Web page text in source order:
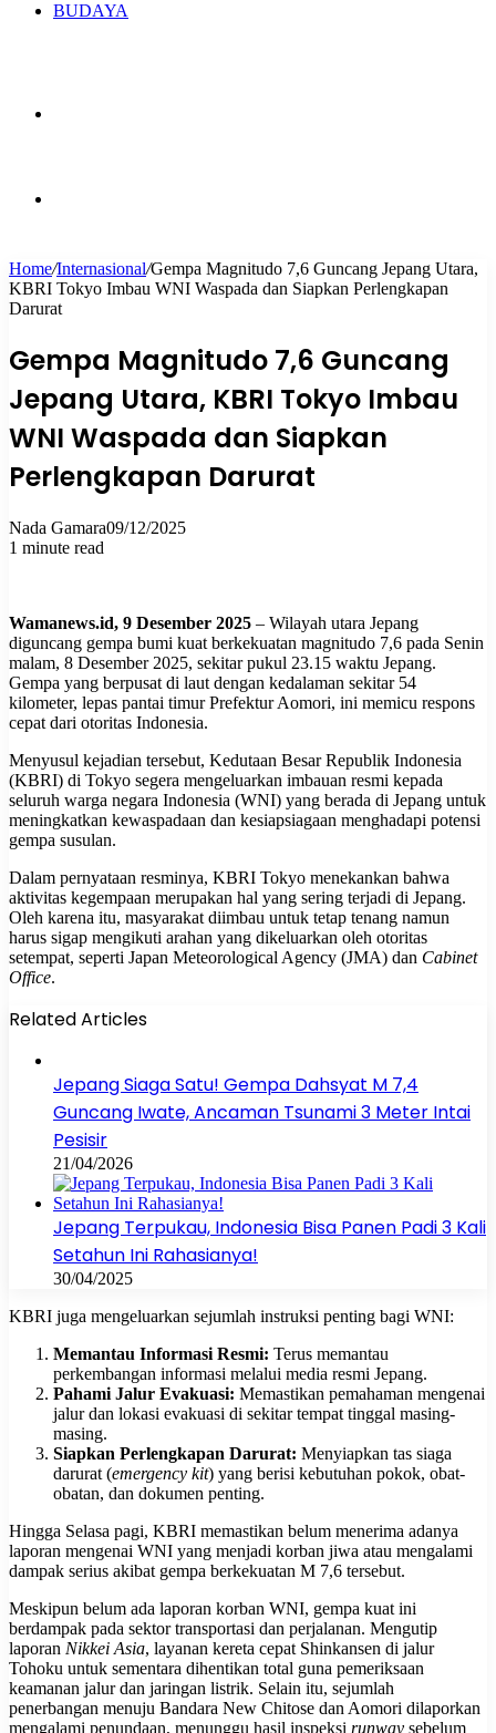
BUDAYA
for
Home/Internasional/Gempa Magnitudo 7,6 Guncang Jepang Utara,
KBRI Tokyo Imbau WNI Waspada dan Siapkan Perlengkapan
Darurat
Gempa Magnitudo 7,6 Guncang
Jepang Utara, KBRI Tokyo Imbau
WNI Waspada dan Siapkan
Perlengkapan Darurat
Nada Gamara09/12/2025
1 minute read
Wamanews.id, 9 Desember 2025 – Wilayah utara Jepang
diguncang gempa bumi kuat berkekuatan magnitudo 7,6 pada Senin
malam, 8 Desember 2025, sekitar pukul 23.15 waktu Jepang.
Gempa yang berpusat di laut dengan kedalaman sekitar 54
kilometer, lepas pantai timur Prefektur Aomori, ini memicu respons
cepat dari otoritas Indonesia.
Menyusul kejadian tersebut, Kedutaan Besar Republik Indonesia
(KBRI) di Tokyo segera mengeluarkan imbauan resmi kepada
seluruh warga negara Indonesia (WNI) yang berada di Jepang untuk
meningkatkan kewaspadaan dan kesiapsiagaan menghadapi potensi
gempa susulan.
Dalam pernyataan resminya, KBRI Tokyo menekankan bahwa
aktivitas kegempaan merupakan hal yang sering terjadi di Jepang.
Oleh karena itu, masyarakat diimbau untuk tetap tenang namun
harus sigap mengikuti arahan yang dikeluarkan oleh otoritas
setempat, seperti Japan Meteorological Agency (JMA) dan Cabinet
Office.
Related Articles
Jepang Siaga Satu! Gempa Dahsyat M 7,4
Guncang Iwate, Ancaman Tsunami 3 Meter Intai
Pesisir
21/04/2026
Jepang Terpukau, Indonesia Bisa Panen Padi 3 Kali
Setahun Ini Rahasianya!
30/04/2025
KBRI juga mengeluarkan sejumlah instruksi penting bagi WNI:
Memantau Informasi Resmi: Terus memantau
perkembangan informasi melalui media resmi Jepang.
Pahami Jalur Evakuasi: Memastikan pemahaman mengenai
jalur dan lokasi evakuasi di sekitar tempat tinggal masing-
masing.
Siapkan Perlengkapan Darurat: Menyiapkan tas siaga
darurat (emergency kit) yang berisi kebutuhan pokok, obat-
obatan, dan dokumen penting.
Hingga Selasa pagi, KBRI memastikan belum menerima adanya
laporan mengenai WNI yang menjadi korban jiwa atau mengalami
dampak serius akibat gempa berkekuatan M 7,6 tersebut.
Meskipun belum ada laporan korban WNI, gempa kuat ini
berdampak pada sektor transportasi dan perjalanan. Mengutip
laporan Nikkei Asia, layanan kereta cepat Shinkansen di jalur
Tohoku untuk sementara dihentikan total guna pemeriksaan
keamanan jalur dan jaringan listrik. Selain itu, sejumlah
penerbangan menuju Bandara New Chitose dan Aomori dilaporkan
mengalami penundaan, menunggu hasil inspeksi runway sebelum